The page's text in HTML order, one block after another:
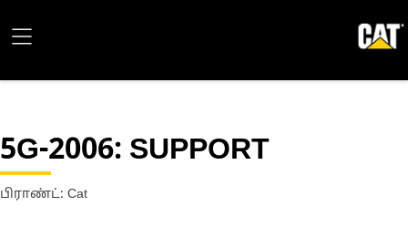
5G-2006: SUPPORT
பிராண்ட்: Cat